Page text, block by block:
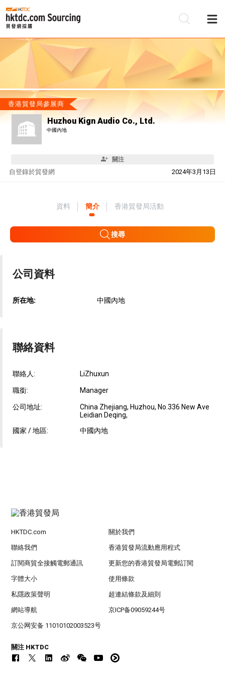
香港貿發局參展商
Huzhou Kign Audio Co., Ltd.
中國內地
關注
自 2024年3月13日
登錄於貿發網
資料 簡介 香港貿發局活動
搜尋
公司資料
所在地: 中國內地
聯絡資料
聯絡人: LiZhuxun
職銜: Manager
公司地址:
China Zhejiang, Huzhou, No.336 New Ave
Leidian Deqing,
國家 / 地區:
中國內地
HKTDC.com 關於我們
聯絡我們 香港貿發局流動應用程式
訂閱商貿全接觸電郵通訊 更新您的香港貿發局電郵訂閱
字體大小 使用條款
私隱政策聲明 超連結條款及細則
網站導航 京ICP备09059244号
京公网安备 11010102003523号
關注 HKTDC